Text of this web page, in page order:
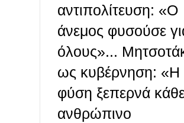
αντιπολίτευση: «Ο
άνεμος φυσούσε
όλους»...
ως κυβέρνηση: «Η
φύση ξεπερνά
ανθρώπινο